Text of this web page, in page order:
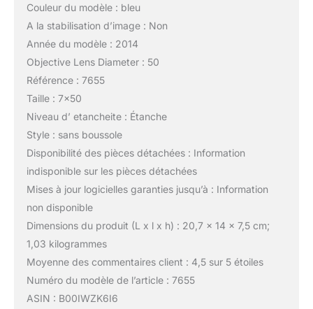
Couleur du modèle : bleu
A la stabilisation d’image : Non
Année du modèle : 2014
Objective Lens Diameter : 50
Référence : 7655
Taille : 7×50
Niveau d’ etancheite : Étanche
Style : sans boussole
Disponibilité des pièces détachées : Information
indisponible sur les pièces détachées
Mises à jour logicielles garanties jusqu’à : Information
non disponible
Dimensions du produit (L x l x h) : 20,7 x 14 x 7,5 cm;
1,03 kilogrammes
Moyenne des commentaires client : 4,5 sur 5 étoiles
Numéro du modèle de l’article : 7655
ASIN : B00IWZK6I6